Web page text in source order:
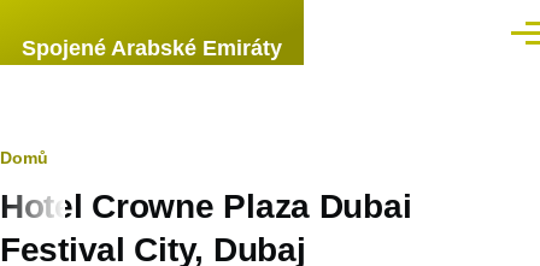
Spojené Arabské Emiráty
Drobečková
navigace
Domů
Hotel Crowne Plaza Dubai
Festival City, Dubaj